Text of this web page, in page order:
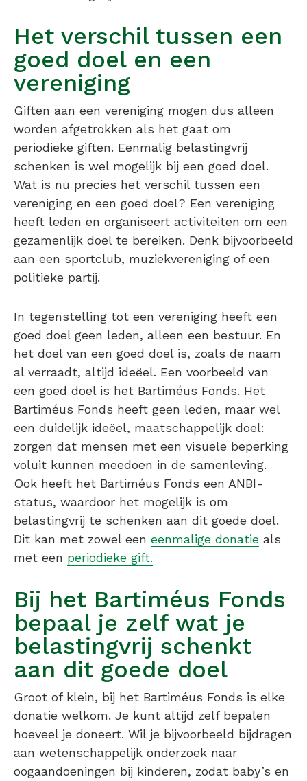
Het verschil tussen een
goed doel en een
vereniging
Giften aan een vereniging mogen dus alleen
worden afgetrokken als het gaat om
periodieke giften. Eenmalig belastingvrij
schenken is wel mogelijk bij een goed doel.
Wat is nu precies het verschil tussen een
vereniging en een goed doel? Een vereniging
heeft leden en organiseert activiteiten om een
gezamenlijk doel te bereiken. Denk bijvoorbeeld
aan een sportclub, muziekvereniging of een
politieke partij.
In tegenstelling tot een vereniging heeft een
goed doel geen leden, alleen een bestuur. En
het doel van een goed doel is, zoals de naam
al verraadt, altijd ideëel. Een voorbeeld van
een goed doel is het Bartiméus Fonds. Het
Bartiméus Fonds heeft geen leden, maar wel
een duidelijk ideëel, maatschappelijk doel:
zorgen dat mensen met een visuele beperking
voluit kunnen meedoen in de samenleving.
Ook heeft het Bartiméus Fonds een ANBI-
status, waardoor het mogelijk is om
belastingvrij te schenken aan dit goede doel.
Dit kan met zowel een eenmalige donatie als
met een periodieke gift.
Bij het Bartiméus Fonds
bepaal je zelf wat je
belastingvrij schenkt
aan dit goede doel
Groot of klein, bij het Bartiméus Fonds is elke
donatie welkom. Je kunt altijd zelf bepalen
hoeveel je doneert. Wil je bijvoorbeeld bijdragen
aan wetenschappelijk onderzoek naar
oogaandoeningen bij kinderen, zodat baby’s en